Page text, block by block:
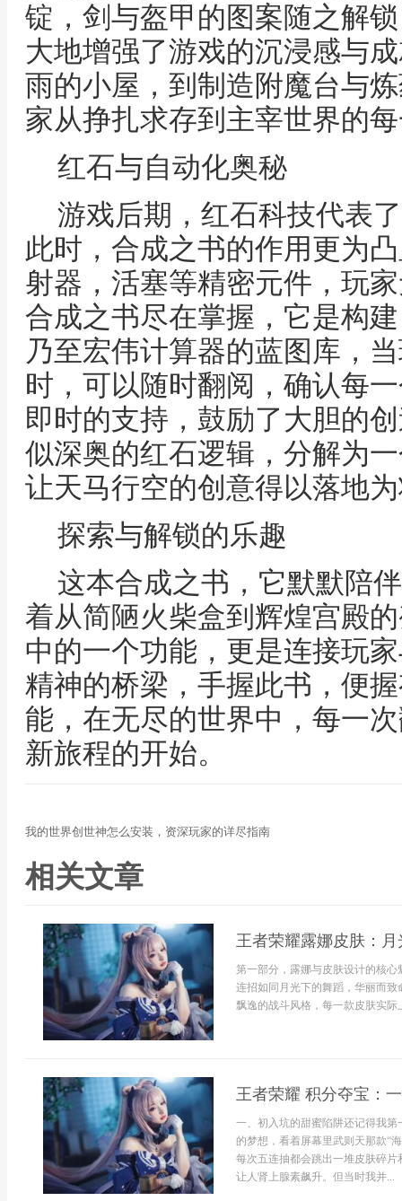
锭，剑与盔甲的图案随之解
大地增强了游戏的沉浸感与
雨的小屋，到制造附魔台与
家从挣扎求存到主宰世界的
红石与自动化奥秘
游戏后期，红石科技代表
此时，合成之书的作用更为
射器，活塞等精密元件，玩
合成之书尽在掌握，它是构
乃至宏伟计算器的蓝图库，
时，可以随时翻阅，确认每
即时的支持，鼓励了大胆的
似深奥的红石逻辑，分解为
让天马行空的创意得以落地
探索与解锁的乐趣
这本合成之书，它默默陪
着从简陋火柴盒到辉煌宫殿
中的一个功能，更是连接玩
精神的桥梁，手握此书，便
能，在无尽的世界中，每一
新旅程的开始。
我的世界创世神怎么安装，资深玩家的详尽指南
相关文章
王者荣耀露娜皮肤：
第一部分，露娜与皮肤设计的核
连招如同月光下的舞蹈，华丽而
飘逸的战斗风格，每一款皮肤实际
王者荣耀 积分夺宝：
一、初入坑的甜蜜陷阱还记得我
的梦想，看着屏幕里武则天那款“
每次五连抽都会跳出一堆皮肤碎
让人肾上腺素飙升。但当时我并...